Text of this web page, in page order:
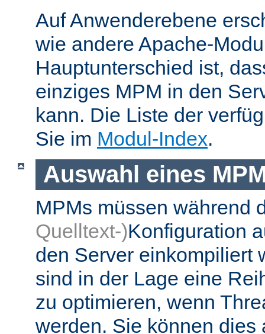
Auf Anwenderebene
wie andere Apache-
Hauptunterschied ist,
einziges MPM in den
kann. Die Liste der
Sie im Modul-Index.
Auswahl eines
MPMs müssen während
Quelltext-)Konfiguration
den Server einkompiliert
sind in der Lage eine
zu optimieren, wenn
werden. Sie können dies